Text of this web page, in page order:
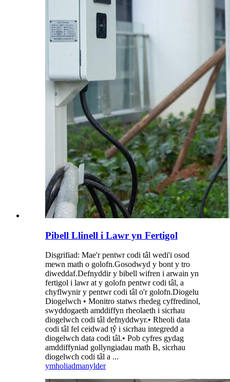
Pibell Llinell i Lawr yn Fertigol
Disgrifiad: Mae'r pentwr codi tâl wedi'i osod
mewn math o golofn.Gosodwyd y bont y tro
diweddaf.Defnyddir y bibell wifren i arwain yn
fertigol i lawr at y golofn pentwr codi tâl, a
chyflwynir y pentwr codi tâl o'r golofn.Diogelu
Diogelwch • Monitro statws rhedeg cyffredinol,
swyddogaeth amddiffyn rheolaeth i sicrhau
diogelwch codi tâl defnyddwyr.• Rheoli data
codi tâl fel ceidwad tŷ i sicrhau integredd a
diogelwch data codi tâl.• Pob cyfres gydag
amddiffyniad gollyngiadau math B, sicrhau
diogelwch codi tâl a ...
ymholiadmanylder